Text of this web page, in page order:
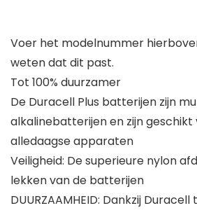
Voer het modelnummer
weten dat dit past.
Tot 100% duurzamer
De Duracell Plus batterijen zijn
alkalinebatterijen en zijn
alledaagse apparaten
Veiligheid: De superieure nylon
lekken van de batterijen
DUURZAAMHEID: Dankzij